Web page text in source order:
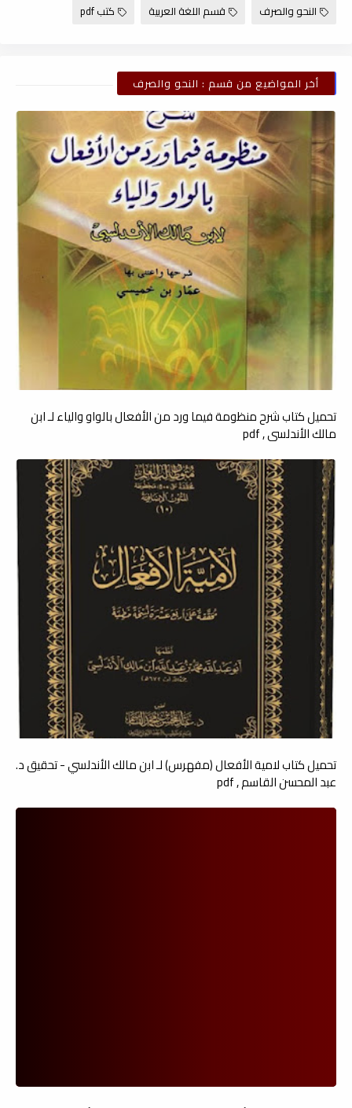
النحو والصرف قسم اللغة العربية كتب pdf
أخر المواضيع من قسم : النحو والصرف
تحميل كتاب شرح منظومة فيما ورد من الأفعال بالواو والياء لـ ابن
مالك الأندلسي , pdf
تحميل كتاب لامية الأفعال (مفهرس) لـ ابن مالك الأندلسي - تحقيق د.
عبد المحسن القاسم , pdf